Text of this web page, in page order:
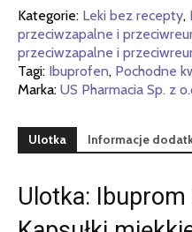
Kategorie: Leki bez recepty,
przeciwzapalne i
przeciwzapalne i
Tagi: Ibuprofen, Pochodne
Marka: US Pharmacia Sp. z
Ulotka Informacje
Ulotka: